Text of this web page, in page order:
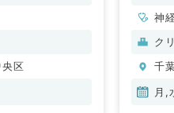
区
合診療
神
成
器
吸
ク
千
月,